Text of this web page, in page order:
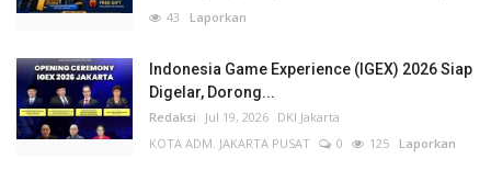
43 Laporkan
Indonesia Game Experience (IGEX) 2026 Siap
Digelar, Dorong...
Redaksi Jul 19, 2026 DKI Jakarta
KOTA ADM. JAKARTA PUSAT
0 125 Laporkan